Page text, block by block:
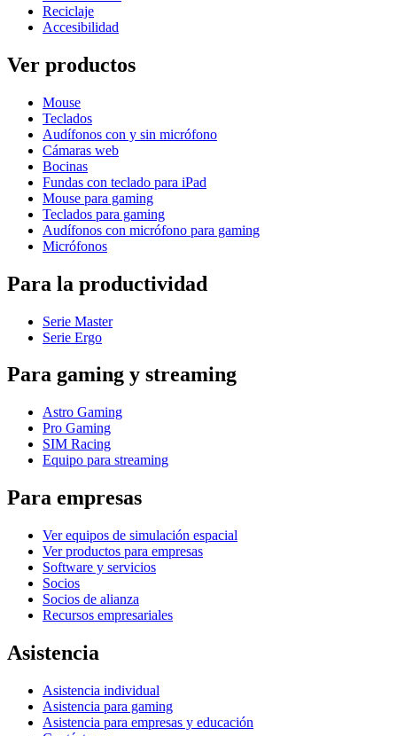
Reciclaje
Accesibilidad
Ver productos
Mouse
Teclados
Audífonos con y sin micrófono
Cámaras web
Bocinas
Fundas con teclado para iPad
Mouse para gaming
Teclados para gaming
Audífonos con micrófono para gaming
Micrófonos
Para la productividad
Serie Master
Serie Ergo
Para gaming y streaming
Astro Gaming
Pro Gaming
SIM Racing
Equipo para streaming
Para empresas
Ver equipos de simulación espacial
Ver productos para empresas
Software y servicios
Socios
Socios de alianza
Recursos empresariales
Asistencia
Asistencia individual
Asistencia para gaming
Asistencia para empresas y educación